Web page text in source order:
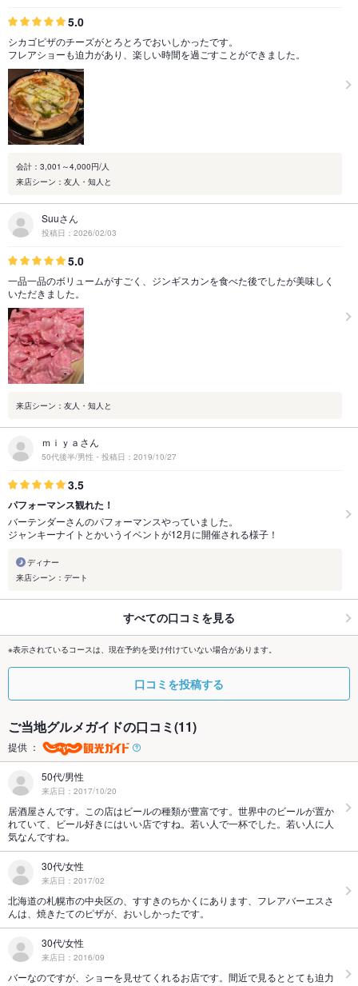
5.0
シカゴピザのチーズがとろとろでおいしかったです。
フレアショーも迫力があり、楽しい時間を過ごすことができました。
会計：3,001～4,000円/人
来店シーン：友人・知人と
Suuさん
投稿日：2026/02/03
5.0
一品一品のボリュームがすごく、ジンギスカンを食べた後でしたが美味しく
いただきました。
来店シーン：友人・知人と
ｍｉｙａさん
50代後半/男性・投稿日：2019/10/27
3.5
パフォーマンス観れた！
バーテンダーさんのパフォーマンスやっていました。
ジャンキーナイトとかいうイベントが12月に開催される様子！
ディナー
来店シーン：デート
すべての口コミを見る
※表示されているコースは、現在予約を受け付けていない場合があります。
口コミを投稿する
ご当地グルメガイドの口コミ(11)
提供 ：
50代/男性
来店日：2017/10/20
居酒屋さんです。この店はビールの種類が豊富です。世界中のビールが置か
れていて、ビール好きにはいい店ですね。若い人で一杯でした。若い人に人
気なんですね。
30代/女性
来店日：2017/02
北海道の札幌市の中央区の、すすきのちかくにあります、フレアバーエスさ
んは、焼きたてのピザが、おいしかったです。
30代/女性
来店日：2016/09
バーなのですが、ショーを見せてくれるお店です。間近で見るととても迫力